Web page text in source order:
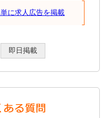
に求人広告を掲載
即日掲載